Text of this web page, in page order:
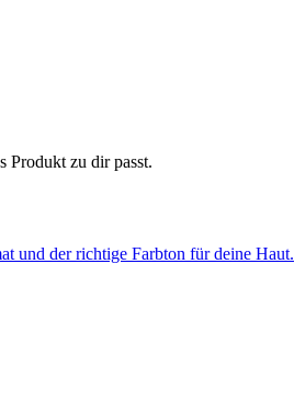
Produkt zu dir passt.
und der richtige Farbton für deine Haut.